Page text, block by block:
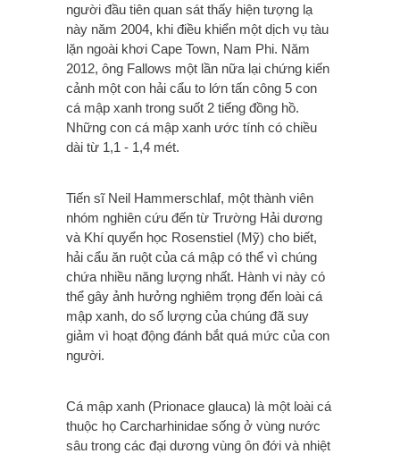
người đầu tiên quan sát thấy hiện tượng lạ
này năm 2004, khi điều khiển một dịch vụ tàu
lặn ngoài khơi Cape Town, Nam Phi. Năm
2012, ông Fallows một lần nữa lại chứng kiến
cảnh một con hải cẩu to lớn tấn công 5 con
cá mập xanh trong suốt 2 tiếng đồng hồ.
Những con cá mập xanh ước tính có chiều
dài từ 1,1 - 1,4 mét.
Tiến sĩ Neil Hammerschlaf, một thành viên
nhóm nghiên cứu đến từ Trường Hải dương
và Khí quyển học Rosenstiel (Mỹ) cho biết,
hải cẩu ăn ruột của cá mập có thể vì chúng
chứa nhiều năng lượng nhất. Hành vi này có
thể gây ảnh hưởng nghiêm trọng đến loài cá
mập xanh, do số lượng của chúng đã suy
giảm vì hoạt động đánh bắt quá mức của con
người.
Cá mập xanh (Prionace glauca) là một loài cá
thuộc họ Carcharhinidae sống ở vùng nước
sâu trong các đại dương vùng ôn đới và nhiệt